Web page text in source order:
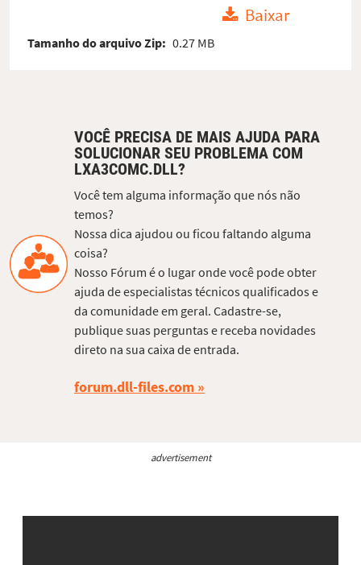
Baixar
Tamanho do arquivo Zip: 0.27 MB
VOCÊ PRECISA DE MAIS AJUDA PARA
SOLUCIONAR SEU PROBLEMA COM
LXA3COMC.DLL?
Você tem alguma informação que nós não
temos?
Nossa dica ajudou ou ficou faltando alguma
coisa?
Nosso Fórum é o lugar onde você pode obter
ajuda de especialistas técnicos qualificados e
da comunidade em geral. Cadastre-se,
publique suas perguntas e receba novidades
direto na sua caixa de entrada.
forum.dll-files.com
advertisement